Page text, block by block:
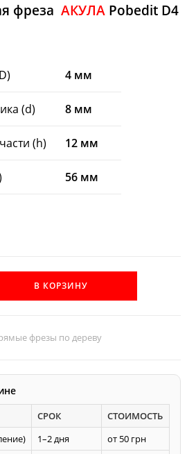
фрезаАКУЛА Pobedit D4
4 мм
(d) 8 мм
(h) 12 мм
56 мм
В КОРЗИНУ
фрезы по дереву
СРОК
СТОИМОСТЬ
1–2 дня
от 50 грн